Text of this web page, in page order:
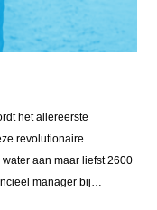
het allereerste
revolutionaire
aan maar liefst 2600
manager bij